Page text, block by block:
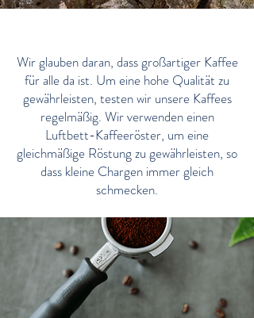
Wir glauben daran, dass großartiger Kaffee
für alle da ist. Um eine hohe Qualität zu
gewährleisten, testen wir unsere Kaffees
regelmäßig. Wir verwenden einen
Luftbett-Kaffeeröster, um eine
gleichmäßige Röstung zu gewährleisten, so
dass kleine Chargen immer gleich
schmecken.